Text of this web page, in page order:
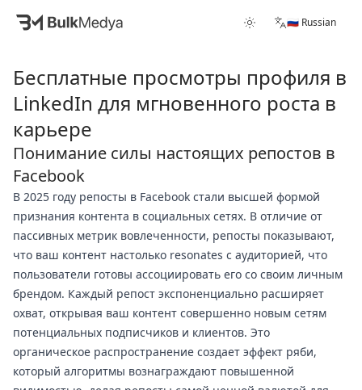
🇷🇺 Russian
Бесплатные просмотры профиля в
LinkedIn для мгновенного роста в
карьере
Понимание силы настоящих репостов в
Facebook
В 2025 году репосты в Facebook стали высшей формой
признания контента в социальных сетях. В отличие от
пассивных метрик вовлеченности, репосты показывают,
что ваш контент настолько resonates с аудиторией, что
пользователи готовы ассоциировать его со своим личным
брендом. Каждый репост экспоненциально расширяет
охват, открывая ваш контент совершенно новым сетям
потенциальных подписчиков и клиентов. Это
органическое распространение создает эффект ряби,
который алгоритмы вознаграждают повышенной